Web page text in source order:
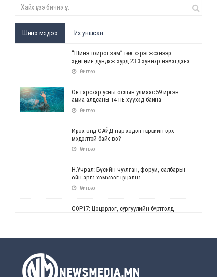
Шинэ мэдээ Их уншсан
“Шинэ тойрог зам” төсөл хэрэгжсэнээр
хөдөлгөөний дундаж хурд 23.3 хувиар нэмэгдэнэ
Өчигдөр
Он гарсаар усны ослын улмаас 59 иргэн
амиа алдсаны 14 нь хүүхэд байна
Өчигдөр
Ирэх онд САЙД нар хэдэн төгрөгийн эрх
мэдэлтэй байх вэ?
Өчигдөр
Н.Учрал: Бүсийн чуулган, форум, салбарын
ойн арга хэмжээг цуцална
Өчигдөр
СОР17: Цэцэрлэг, сургуулийн бүртгэлд
Өчигдөр